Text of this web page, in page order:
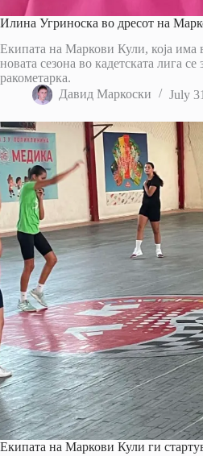
Илина Угриноска во дресот на
Екипата на Маркови Кули, која има
новата сезона во кадетската лига се
ракометарка.
Давид Маркоски
July
Екипата на Маркови Кули ги